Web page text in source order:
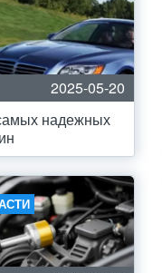
2025-05-20
надежных